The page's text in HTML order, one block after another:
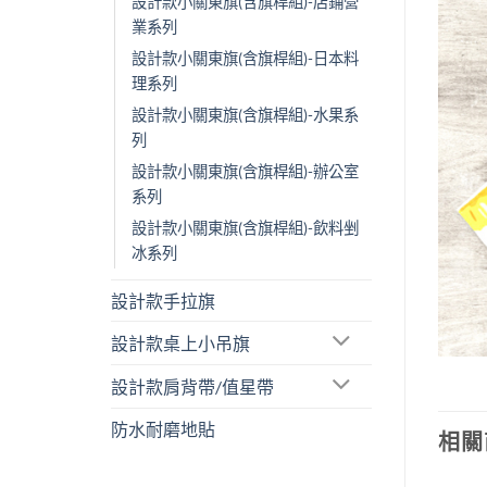
業系列
設計款小關東旗(含旗桿組)-日本料
理系列
設計款小關東旗(含旗桿組)-水果系
列
設計款小關東旗(含旗桿組)-辦公室
系列
設計款小關東旗(含旗桿組)-飲料剉
冰系列
設計款手拉旗
設計款桌上小吊旗
設計款肩背帶/值星帶
防水耐磨地貼
相